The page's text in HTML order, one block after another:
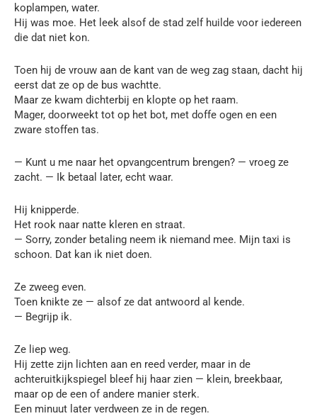
koplampen, water.
Hij was moe. Het leek alsof de stad zelf huilde voor iedereen
die dat niet kon.
Toen hij de vrouw aan de kant van de weg zag staan, dacht hij
eerst dat ze op de bus wachtte.
Maar ze kwam dichterbij en klopte op het raam.
Mager, doorweekt tot op het bot, met doffe ogen en een
zware stoffen tas.
— Kunt u me naar het opvangcentrum brengen? — vroeg ze
zacht. — Ik betaal later, echt waar.
Hij knipperde.
Het rook naar natte kleren en straat.
— Sorry, zonder betaling neem ik niemand mee. Mijn taxi is
schoon. Dat kan ik niet doen.
Ze zweeg even.
Toen knikte ze — alsof ze dat antwoord al kende.
— Begrijp ik.
Ze liep weg.
Hij zette zijn lichten aan en reed verder, maar in de
achteruitkijkspiegel bleef hij haar zien — klein, breekbaar,
maar op de een of andere manier sterk.
Een minuut later verdween ze in de regen.